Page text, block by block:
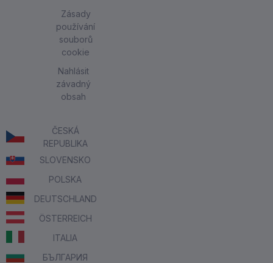
Zásady
používání
souborů
cookie
Nahlásit
závadný
obsah
ČESKÁ
REPUBLIKA
SLOVENSKO
POLSKA
DEUTSCHLAND
ÖSTERREICH
ITALIA
БЪЛГАРИЯ